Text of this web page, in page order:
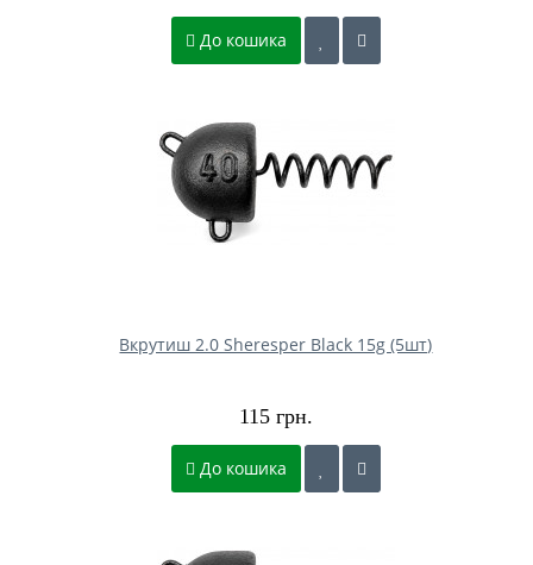
До кошика
Вкрутиш 2.0 Sheresper Black 15g (5шт)
115 грн.
До кошика